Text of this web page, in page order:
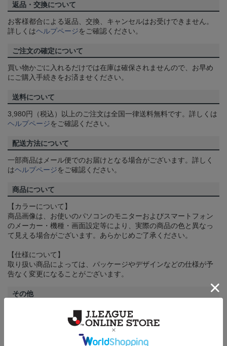
返品・交換について
お客様都合による返品、交換、キャンセルはお受けできません。
詳しくはヘルプページをご確認ください。
ご注文の確定について
買い物かごに入れるだけでは在庫は確保されませんので、お早め
にご購入手続きをお済ませください。
送料について
3,980円（税込）以上のご注文は全国一律送料無料です。詳しくは
ヘルプページをご確認ください。
配送方法について
一部商品はメール便でのお届けとなる場合がございます。詳しく
はヘルプページをご確認ください。
商品について
【カラーについて】
商品画像は、お使いのパソコンのモニターおよびスマートフォン
のメーカー・機種・画面設定等により、実際の商品の色と異なっ
て見える場合がございます。あらかじめご了承ください。
【仕様について】
取り扱い商品によっては、パッケージやデザインなどの仕様が予
告なく変更になることがございます。
その他
ギフト対応について